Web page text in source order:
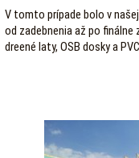
V tomto prípade bolo v
od zadebnenia až po
dreené laty, OSB dosky a